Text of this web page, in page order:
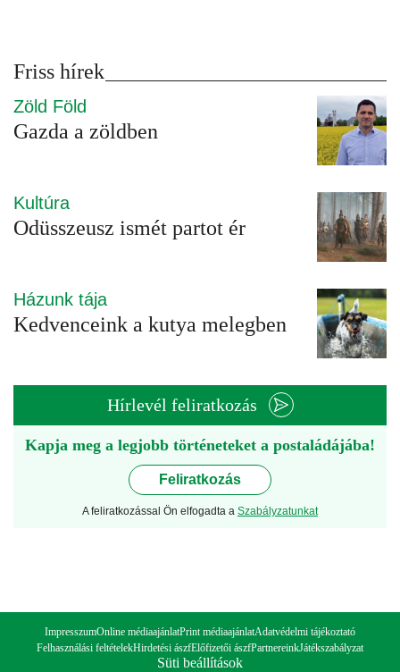
Friss hírek
Zöld Föld
Gazda a zöldben
Kultúra
Odüsszeusz ismét partot ér
Házunk tája
Kedvenceink a kutya melegben
Hírlevél feliratkozás
Kapja meg a legjobb történeteket a postaládájába!
Feliratkozás
A feliratkozással Ön elfogadta a Szabályzatunkat
ImpresszumOnline médiaajánlatPrint médiaajánlatAdatvédelmi tájékoztató
Felhasználási feltételekHirdetési ászfElőfizetői ászfPartnereinkJátékszabályzat
Süti beállítások